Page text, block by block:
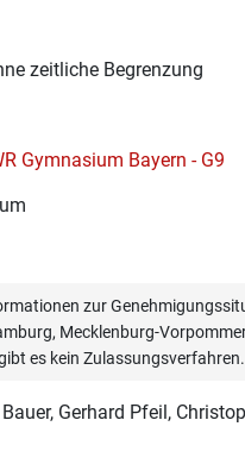
zeitliche Begrenzung
Gymnasium Bayern - G9
zur
Mecklenburg-
es kein Zulassungsverfahren.
, Gerhard Pfeil,